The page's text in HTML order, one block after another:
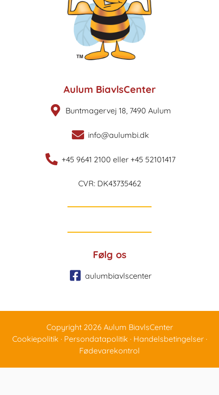
Aulum BiavlsCenter
Buntmagervej 18, 7490 Aulum
info@aulumbi.dk
+45 9641 2100 eller +45 52101417
CVR: DK43735462
Følg os
aulumbiavlscenter
Copyright 2026 Aulum BiavlsCenter
Cookiepolitik · Persondatapolitik · Handelsbetingelser·
Fødevarekontrol